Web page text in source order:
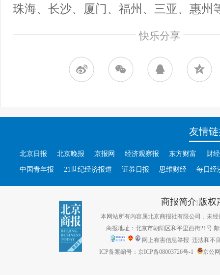
珠海、长沙、厦门、福州、三亚、惠州
快乐分享
友情
北京日报 北京晚报 京报网 经济观察报 东方财富 财
中国青年报 21世纪经济报道 证券日报 思维财经 每日经
商报简介| 版权
本网站所有内容属北京商报社有限公司，未经
商报地址：北京市朝阳区和平里西街21号
网上有害信息举报 违法和不
ICP备案编号：京ICP备08003726号-1
京公